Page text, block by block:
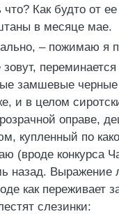
Как будто от
в месяце мае.
– пожимаю я
переминается
замшевые
и в целом
оправе,
купленный по
(вроде конкурса
назад. Выражение
как переживает
слезинки: